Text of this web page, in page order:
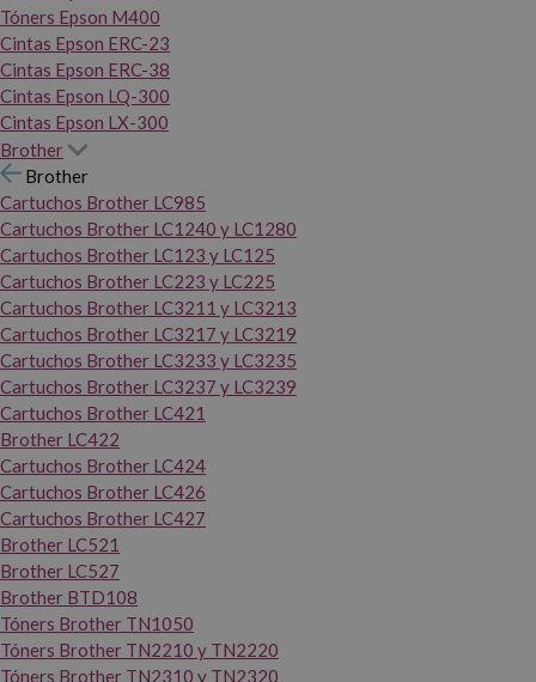
Tóners Epson M400
Cintas Epson ERC-23
Cintas Epson ERC-38
Cintas Epson LQ-300
Cintas Epson LX-300
Brother
Brother
Cartuchos Brother LC985
Cartuchos Brother LC1240 y LC1280
Cartuchos Brother LC123 y LC125
Cartuchos Brother LC223 y LC225
Cartuchos Brother LC3211 y LC3213
Cartuchos Brother LC3217 y LC3219
Cartuchos Brother LC3233 y LC3235
Cartuchos Brother LC3237 y LC3239
Cartuchos Brother LC421
Brother LC422
Cartuchos Brother LC424
Cartuchos Brother LC426
Cartuchos Brother LC427
Brother LC521
Brother LC527
Brother BTD108
Tóners Brother TN1050
Tóners Brother TN2210 y TN2220
Tóners Brother TN2310 y TN2320